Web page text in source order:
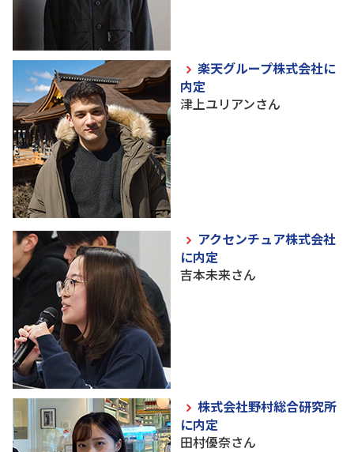
楽天グループ株式会社に
内定
津上ユリアンさん
アクセンチュア株式会社
に内定
吉本未来さん
株式会社野村総合研究所
に内定
田村優奈さん